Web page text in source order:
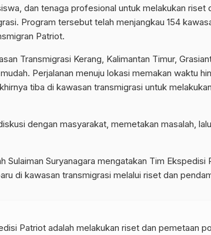
dan tenaga profesional untuk melakukan riset
Program tersebut telah menjangkau 154
Patriot.
Transmigrasi Kerang, Kalimantan Timur,
Perjalanan menuju lokasi memakan waktu
tiba di kawasan transmigrasi untuk
dengan masyarakat, memetakan masalah,
Sulaiman Suryanagara mengatakan Tim Ekspedisi
di kawasan transmigrasi melalui riset dan
Patriot adalah melakukan riset dan pemetaan